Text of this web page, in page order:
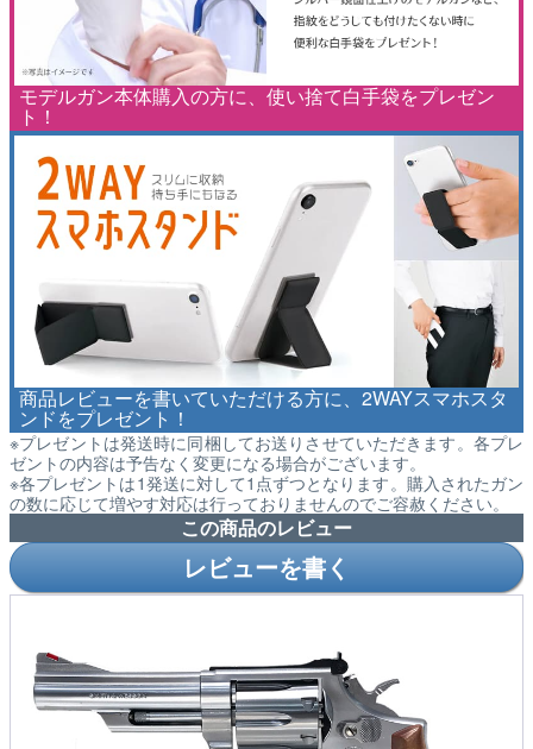
モデルガン本体購入の方に、使い捨て白手袋をプレゼン
ト！
商品レビューを書いていただける方に、2WAYスマホスタ
ンドをプレゼント！
※プレゼントは発送時に同梱してお送りさせていただきます。各プレ
ゼントの内容は予告なく変更になる場合がございます。
※各プレゼントは1発送に対して1点ずつとなります。購入されたガン
の数に応じて増やす対応は行っておりませんのでご容赦ください。
この商品のレビュー
レビューを書く